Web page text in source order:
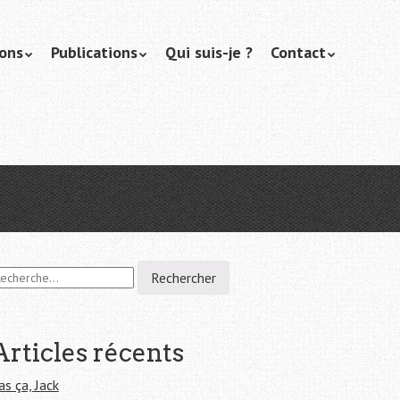
Publications Qui suis-je ? Contact
récents
ça, Jack